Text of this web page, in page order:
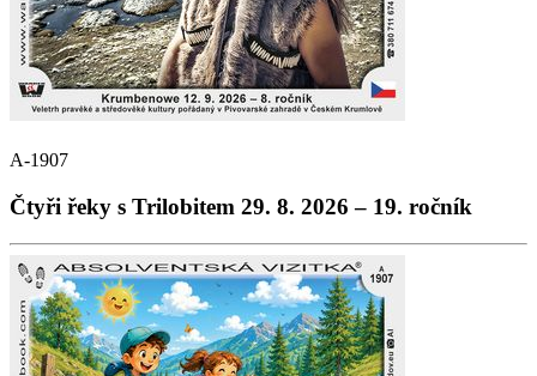
A-1907
Čtyři řeky s Trilobitem 29. 8. 2026 – 19. ročník